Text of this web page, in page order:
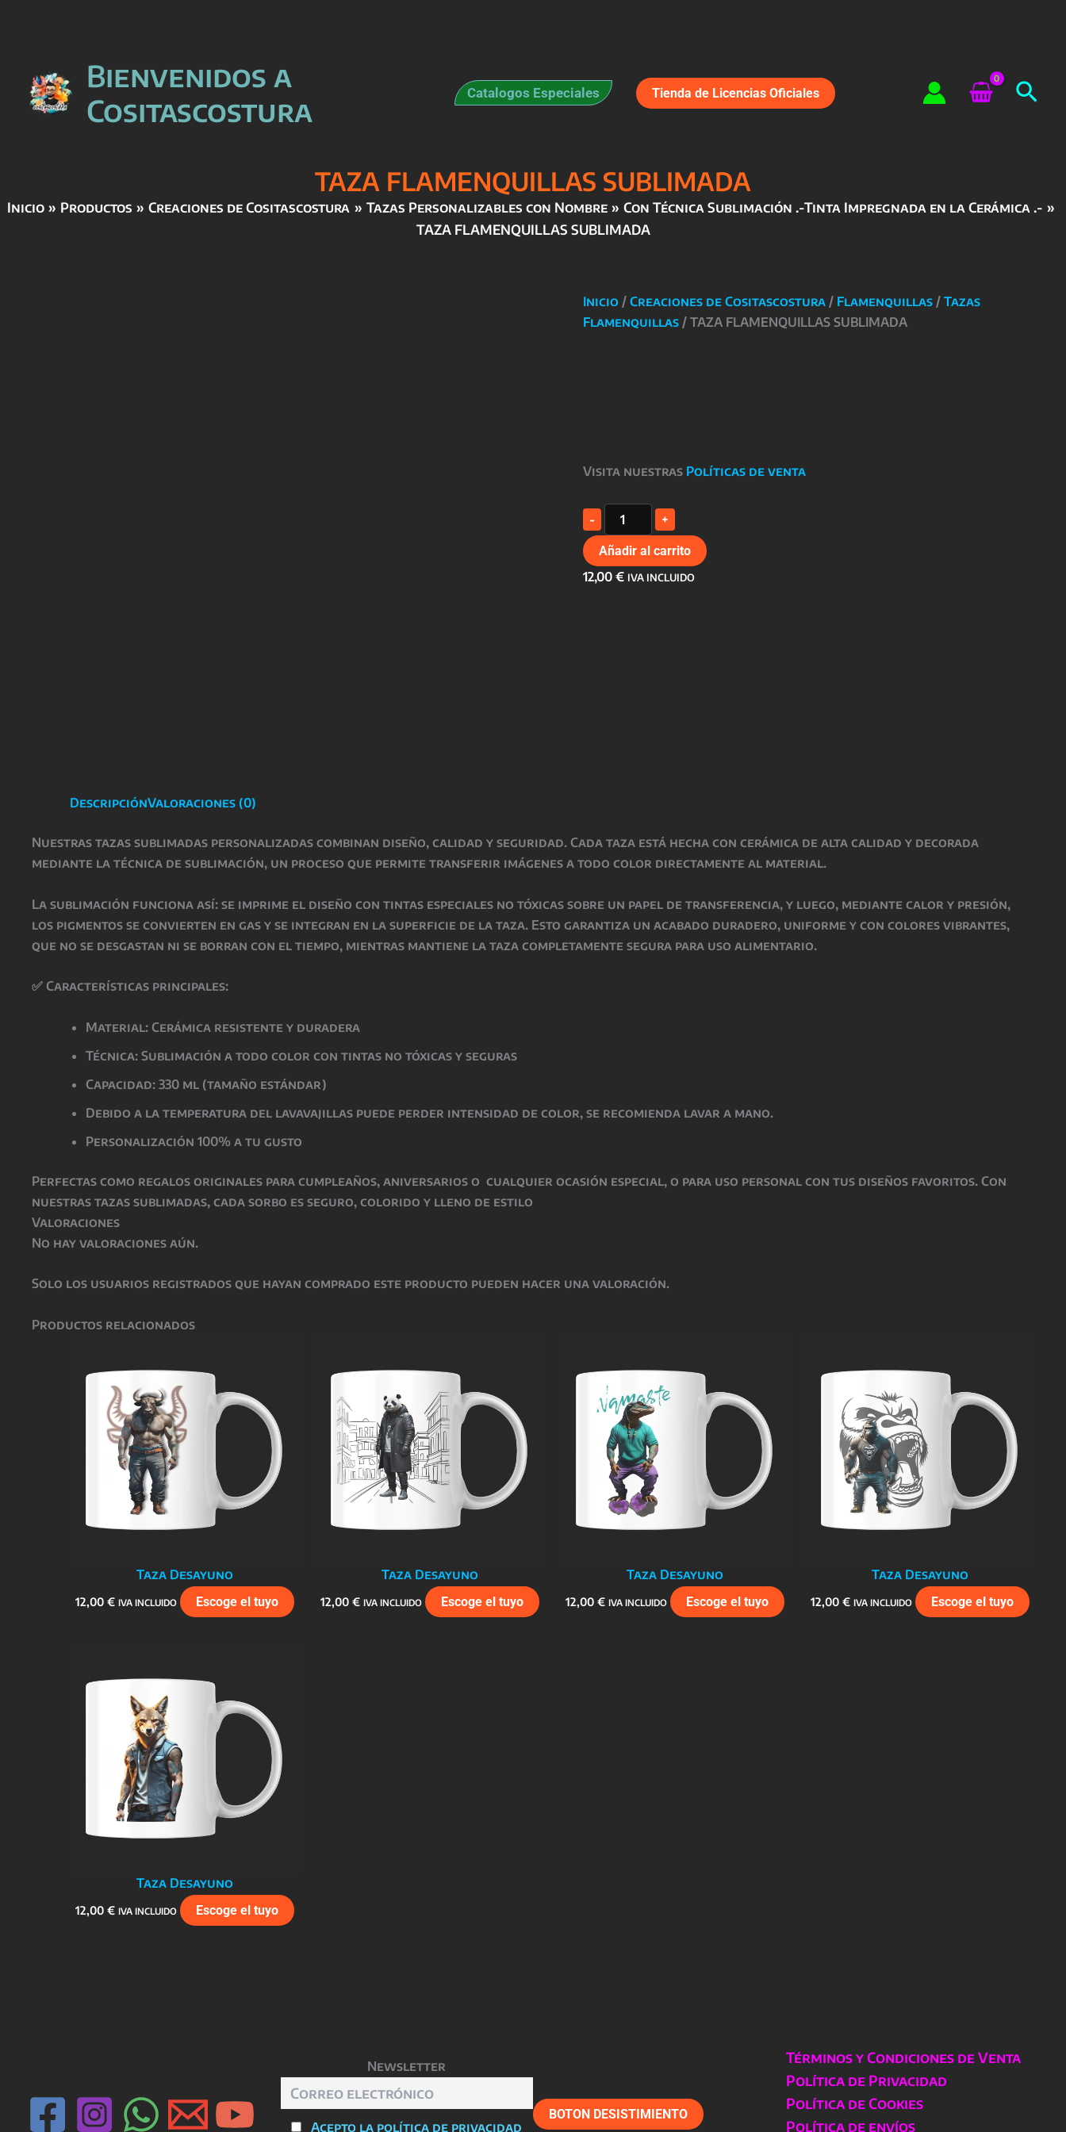
contenido
Bienvenidos a
Cositascostura
Catalogos Especiales Tienda de Licencias Oficiales
TAZA FLAMENQUILLAS SUBLIMADA
Inicio Productos Creaciones de Cositascostura Tazas Personalizables con Nombre
Con Técnica Sublimación .-Tinta Impregnada en la Cerámica .-
TAZA FLAMENQUILLAS SUBLIMADA
Inicio /Creaciones de Cositascostura / Flamenquillas /Tazas
Flamenquillas / TAZA FLAMENQUILLAS SUBLIMADA
Visita nuestras Políticas de venta
-
TAZA
FLAMENQUILLAS
SUBLIMADA
cantidad
+
Añadir al carrito
12,00€ IVA INCLUIDO
DescripciónValoraciones (0)
Nuestras tazas sublimadas personalizadas combinan diseño, calidad y seguridad. Cada taza está hecha con cerámica de alta calidad y decorada
mediante la técnica de sublimación, un proceso que permite transferir imágenes a todo color directamente al material.
La sublimación funciona así: se imprime el diseño con tintas especiales no tóxicas sobre un papel de transferencia, y luego, mediante calor y presión,
los pigmentos se convierten en gas y se integran en la superficie de la taza. Esto garantiza un acabado duradero, uniforme y con colores vibrantes,
que no se desgastan ni se borran con el tiempo, mientras mantiene la taza completamente segura para uso alimentario.
✅ Características principales:
Material: Cerámica resistente y duradera
Técnica: Sublimación a todo color con tintas no tóxicas y seguras
Capacidad: 330 ml (tamaño estándar)
Debido a la temperatura del lavavajillas puede perder intensidad de color, se recomienda lavar a mano.
Personalización 100% a tu gusto
Perfectas como regalos originales para cumpleaños, aniversarios o cualquier ocasión especial, o para uso personal con tus diseños favoritos. Con
nuestras tazas sublimadas, cada sorbo es seguro, colorido y lleno de estilo
Valoraciones
No hay valoraciones aún.
Solo los usuarios registrados que hayan comprado este producto pueden hacer una valoración.
Productos relacionados
Taza Desayuno
12,00 € IVA INCLUIDO Escoge el tuyo
Taza Desayuno
12,00 € IVA INCLUIDO Escoge el tuyo
Taza Desayuno
12,00 € IVA INCLUIDO Escoge el tuyo
Taza Desayuno
12,00 € IVA INCLUIDO Escoge el tuyo
Taza Desayuno
12,00 € IVA INCLUIDO Escoge el tuyo
Newsletter
Acepto la política de privacidad
BOTON DESISTIMIENTO
Términos y Condiciones de Venta
Política de Privacidad
Política de Cookies
Política de envíos